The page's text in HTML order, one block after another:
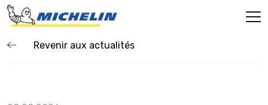
Revenir aux actualités